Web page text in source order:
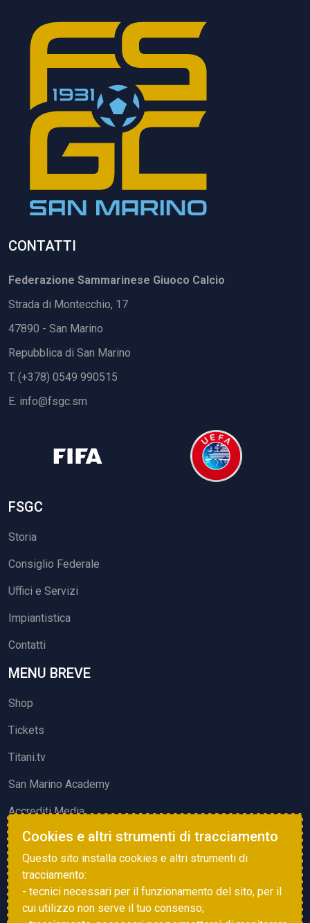
CONTATTI
Federazione Sammarinese Giuoco Calcio
Strada di Montecchio, 17
47890 - San Marino
Repubblica di San Marino
T. (+378) 0549 990515
E. info@fsgc.sm
FSGC
Storia
Consiglio Federale
Uffici e Servizi
Impiantistica
Contatti
MENU BREVE
Shop
Tickets
Titani.tv
San Marino Academy
Accrediti Media
ATTIVITÀ ED EVENTI
Squadre di Calcio
Associazione Sammarinese Arbitri
Cookies e altri strumenti di tracciamento
Questo sito installa cookies e altri strumenti di
tracciamento:
- tecnici necessari per il funzionamento del sito, per il
cui utilizzo non serve il tuo consenso;